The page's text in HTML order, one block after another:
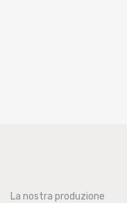
La nostra produzione